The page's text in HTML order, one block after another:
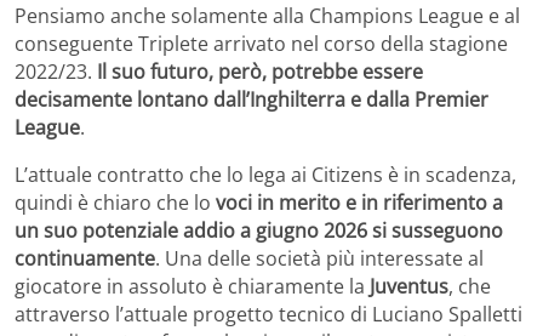
Pensiamo anche solamente alla Champions League e al
conseguente Triplete arrivato nel corso della stagione
2022/23. Il suo futuro, però, potrebbe essere
decisamente lontano dall’Inghilterra e dalla Premier
League.
L’attuale contratto che lo lega ai Citizens è in scadenza,
quindi è chiaro che lo voci in merito e in riferimento a
un suo potenziale addio a giugno 2026 si susseguono
continuamente. Una delle società più interessate al
giocatore in assoluto è chiaramente la Juventus, che
attraverso l’attuale progetto tecnico di Luciano Spalletti